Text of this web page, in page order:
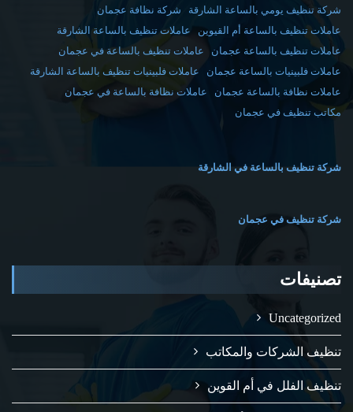
شركة تنظيف يومي بالساعة الشارقة
شركة نظافة عجمان
عاملات تنظيف بالساعة أم القيوين
عاملات تنظيف بالساعة الشارقة
عاملات تنظيف بالساعة عجمان
عاملات تنظيف بالساعة في عجمان
عاملات فلبينيات بالساعة عجمان
عاملات فلبينيات تنظيف بالساعة الشارقة
عاملات نظافة بالساعة عجمان
عاملات نظافة بالساعة في عجمان
مكاتب تنظيف في عجمان
شركة تنظيف بالساعة في الشارقة
شركة تنظيف في عجمان
تصنيفات
Uncategorized
تنظيف الشركات والمكاتب
تنظيف الفلل في أم القوين